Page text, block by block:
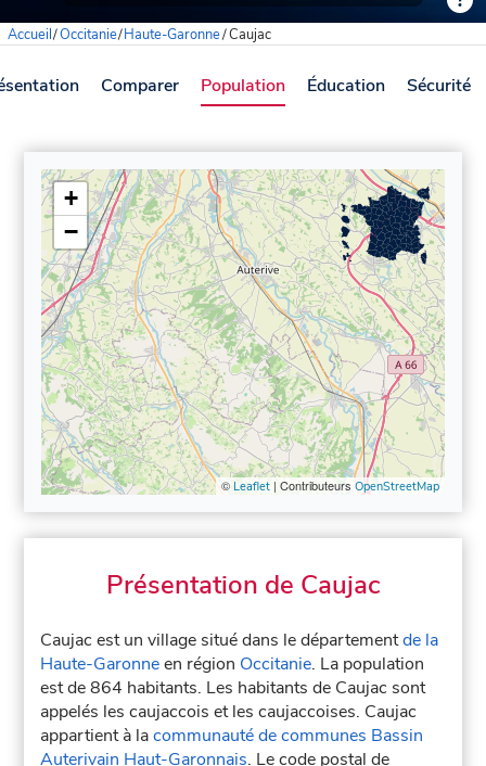
Accueil/Occitanie/Haute-Garonne/Caujac
Comparer Population Éducation Sécurité
+
−
© Leaflet| Contributeurs OpenStreetMap
Présentation de Caujac
Caujac est un village situé dans le départementde la
Haute-Garonneen région Occitanie. La population
est de 864 habitants. Les habitants de Caujac sont
appelés les caujaccois et les caujaccoises. Caujac
appartient à lacommunauté de communes Bassin
Auterivain Haut-Garonnais. Le code postal de